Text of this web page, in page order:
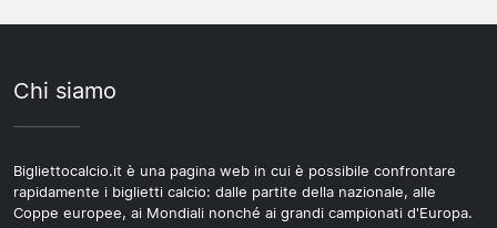
Chi siamo
Bigliettocalcio.it è una pagina web in cui è possibile confrontare
rapidamente i biglietti calcio: dalle partite della nazionale, alle
Coppe europee, ai Mondiali nonché ai grandi campionati d'Europa.